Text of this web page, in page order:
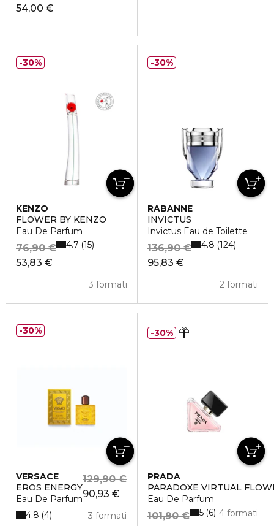
54,00 €
KENZO
FLOWER BY KENZO
Eau De Parfum
53,83 €
76,90 €
3 formati
4.7 15
30%
RABANNE
INVICTUS
Invictus Eau de Toilette
95,83 €
136,90 €
2 formati
4.8 124
30%
VERSACE
EROS ENERGY
Eau De Parfum90,93 €
129,90 €
3 formati
4.8 4
30%
PRADA
PARADOXE VIRTUAL
Eau De Parfum
101,90 € 4 formati
5 6
30%